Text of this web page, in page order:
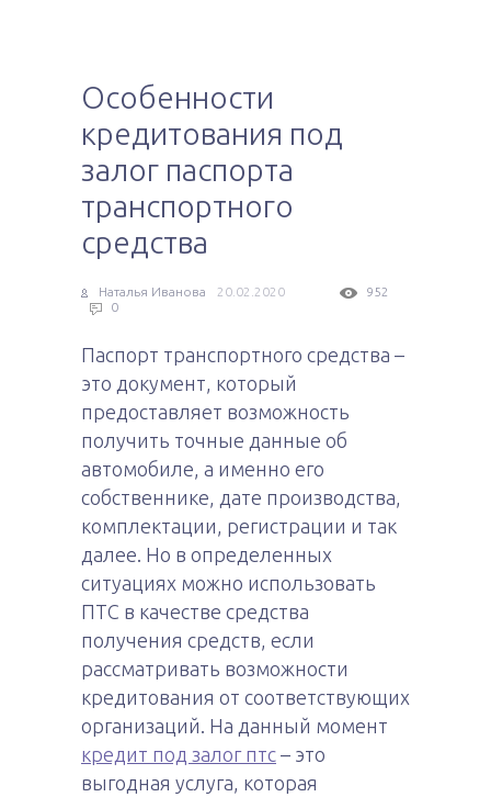
Особенности
кредитования под
залог паспорта
транспортного
средства
Наталья Иванова 20.02.2020
952
0
Паспорт транспортного средства –
это документ, который
предоставляет возможность
получить точные данные об
автомобиле, а именно его
собственнике, дате производства,
комплектации, регистрации и так
далее. Но в определенных
ситуациях можно использовать
ПТС в качестве средства
получения средств, если
рассматривать возможности
кредитования от соответствующих
организаций. На данный момент
кредит под залог птс – это
выгодная услуга, которая